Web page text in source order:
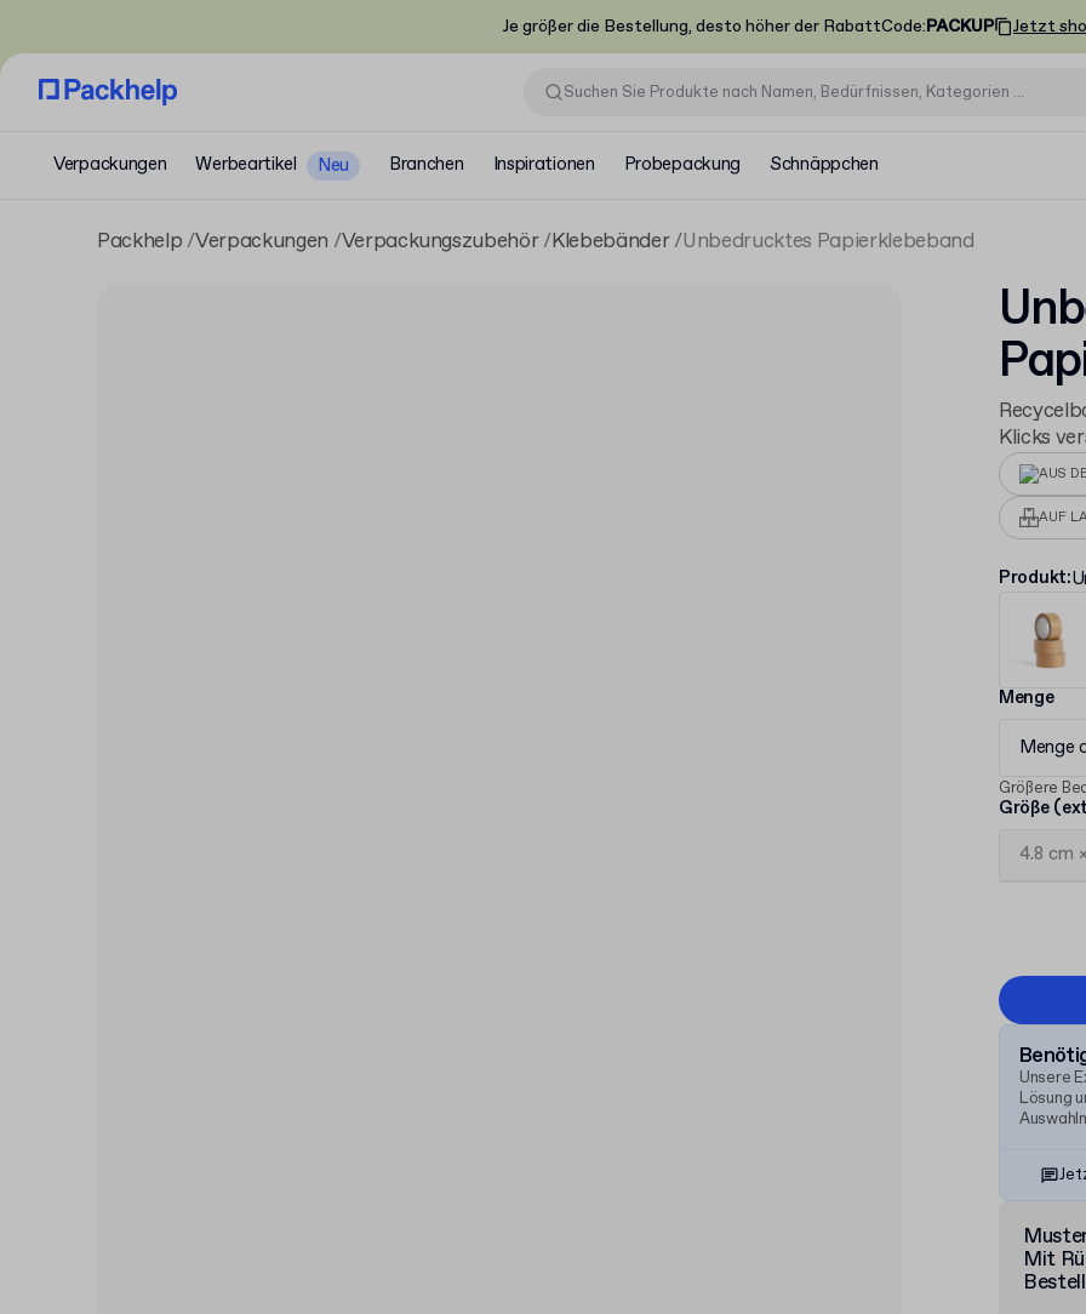
Je größer die Bestellung, desto höher der RabattCode:PACKUP Jetzt
Verpackungen Werbeartikel Neu Branchen Inspirationen Probepackung Schnäppchen
Packhelp Verpackungen Verpackungszubehör Klebebänder Unbedrucktes Papierklebeband
Klicks
AUS
AUF
Produkt:
Menge
Menge
Größere
Größe
Unsere
Lösung
Mit